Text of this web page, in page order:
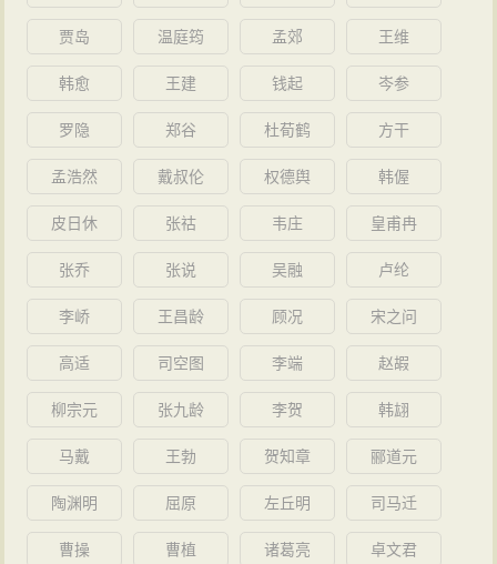
贾岛 温庭筠 孟郊 王维
韩愈 王建 钱起 岑参
罗隐 郑谷 杜荀鹤 方干
孟浩然 戴叔伦 权德舆 韩偓
皮日休 张祜 韦庄 皇甫冉
张乔 张说 吴融 卢纶
李峤 王昌龄 顾况 宋之问
高适 司空图 李端 赵嘏
柳宗元 张九龄 李贺 韩翃
马戴 王勃 贺知章 郦道元
陶渊明 屈原 左丘明 司马迁
曹操 曹植 诸葛亮 卓文君